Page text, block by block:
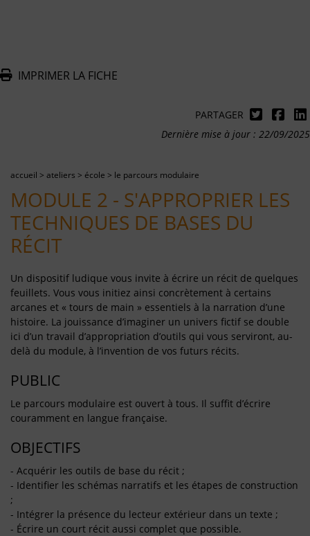
IMPRIMER LA FICHE
PARTAGER
Dernière mise à jour : 22/09/2025
accueil > ateliers > école > le parcours modulaire
MODULE 2 - S'APPROPRIER LES
TECHNIQUES DE BASES DU
RÉCIT
Un dispositif ludique vous invite à écrire un récit de quelques
feuillets. Vous vous initiez ainsi concrètement à certains
arcanes et « tours de main » essentiels à la narration d’une
histoire. La jouissance d’imaginer un univers fictif se double
ici d’un travail d’appropriation d’outils qui vous serviront, au-
delà du module, à l’invention de vos futurs récits.
PUBLIC
Le parcours modulaire est ouvert à tous. Il suffit d’écrire
couramment en langue française.
OBJECTIFS
- Acquérir les outils de base du récit ;
- Identifier les schémas narratifs et les étapes de construction
;
- Intégrer la présence du lecteur extérieur dans un texte ;
- Écrire un court récit aussi complet que possible.